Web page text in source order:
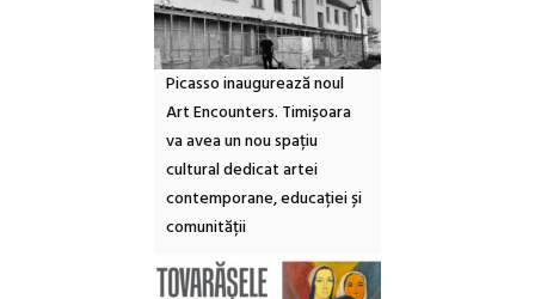
Picasso inaugurează noul
Art Encounters. Timișoara
va avea un nou spațiu
cultural dedicat artei
contemporane, educației și
comunității